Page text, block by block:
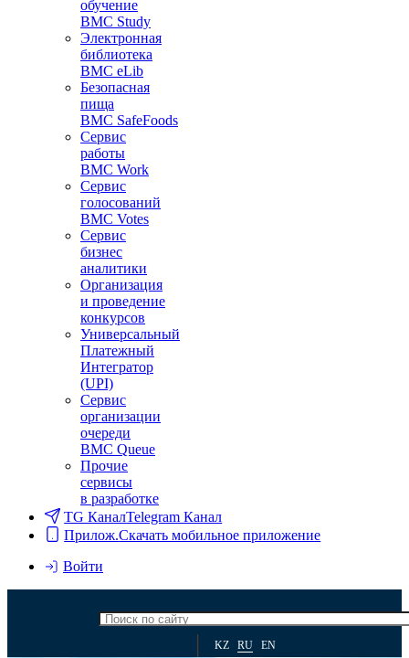
обучение
BMC Study
Электронная
библиотека
BMC eLib
Безопасная
пища
BMC SafeFoods
Сервис
работы
BMC Work
Сервис
голосований
BMC Votes
Сервис
бизнес
аналитики
Организация
и проведение
конкурсов
Универсальный
Платежный
Интегратор
(UPI)
Сервис
организации
очереди
BMC Queue
Прочие
сервисы
в разработке
TG КаналTelegram Канал
Прилож.Скачать мобильное приложение
Войти
KZ RU EN